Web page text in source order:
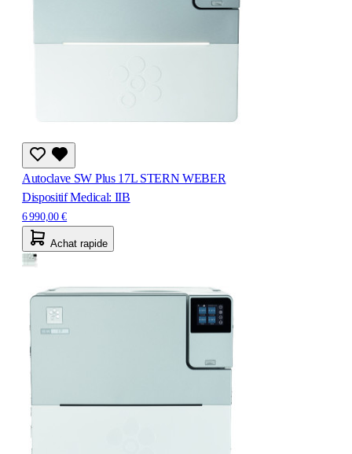
Autoclave SW Plus 17L STERN WEBER
Dispositif Medical: IIB
6 990,00 €
Achat rapide